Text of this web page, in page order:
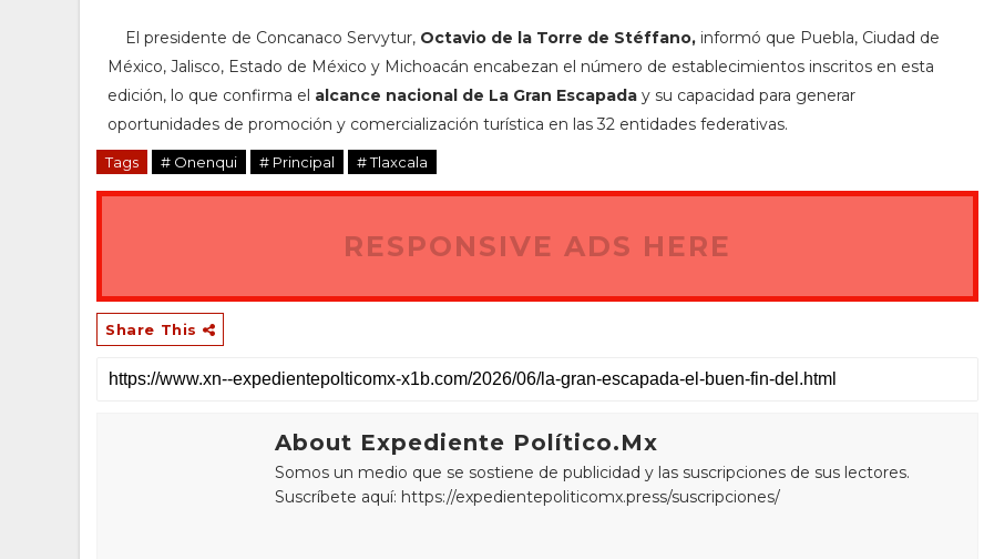
El presidente de Concanaco Servytur, Octavio de la Torre de Stéffano, informó que Puebla, Ciudad de
México, Jalisco, Estado de México y Michoacán encabezan el número de establecimientos inscritos en esta
edición, lo que confirma el alcance nacional de La Gran Escapada y su capacidad para generar
oportunidades de promoción y comercialización turística en las 32 entidades federativas.
Tags # Onenqui # Principal # Tlaxcala
RESPONSIVE ADS HERE
Share This
About Expediente Político.Mx
Somos un medio que se sostiene de publicidad y las suscripciones de sus lectores.
Suscríbete aquí: https://expedientepoliticomx.press/suscripciones/